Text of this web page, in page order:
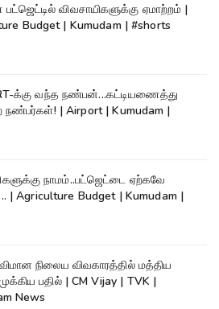
விவசாயிகளுக்கு ஏமாற்றம் |
Budget | Kumudam | #shorts
க்கு வந்த நண்பன்...கட்டியணைத்து
நண்பர்கள்! | Airport | Kumudam |
நாமம்..பட்ஜெட்டை ஏற்கவே
| Agriculture Budget | Kumudam |
நிலைய விவகாரத்தில் மத்திய
பதில் | CM Vijay | TVK |
News